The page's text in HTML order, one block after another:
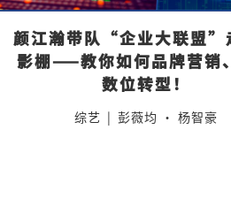
颜江瀚带队“企业大联盟”
影棚——教你如何品牌营销
数位转型！
综艺 | 彭薇均 · 杨智豪